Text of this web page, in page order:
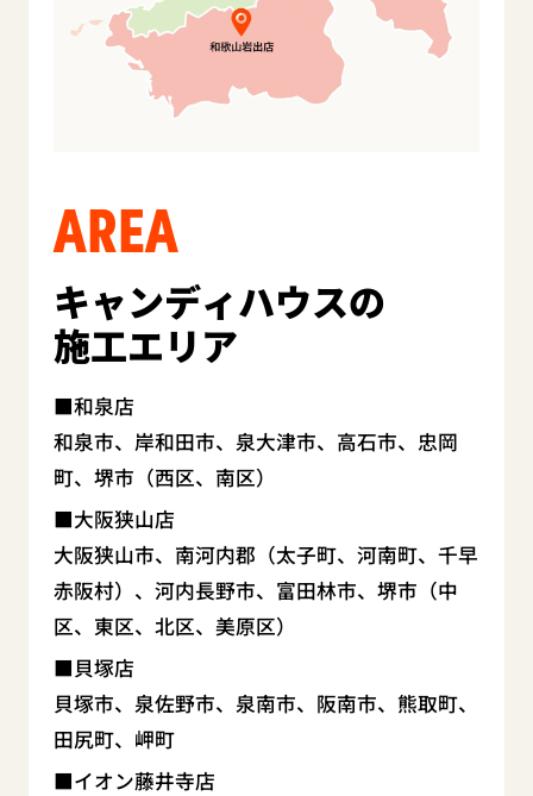
AREA
キャンディハウスの
施工エリア
和泉店
和泉市、岸和田市、泉大津市、高石市、忠岡
町、堺市（西区、南区）
大阪狭山店
大阪狭山市、南河内郡（太子町、河南町、千早
赤阪村）、河内長野市、富田林市、堺市（中
区、東区、北区、美原区）
貝塚店
貝塚市、泉佐野市、泉南市、阪南市、熊取町、
田尻町、岬町
イオン藤井寺店